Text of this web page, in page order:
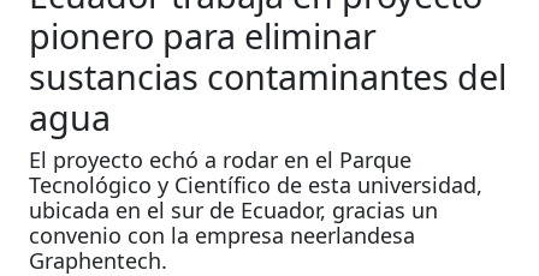
pionero para eliminar
sustancias contaminantes del
agua
El proyecto echó a rodar en el Parque
Tecnológico y Científico de esta universidad,
ubicada en el sur de Ecuador, gracias un
convenio con la empresa neerlandesa
Graphentech.